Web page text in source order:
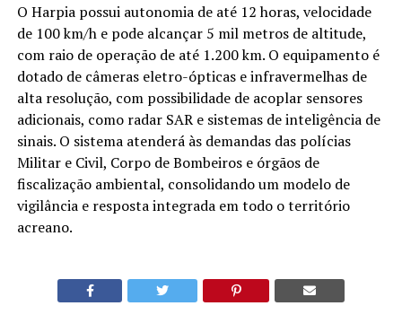
O Harpia possui autonomia de até 12 horas, velocidade
de 100 km/h e pode alcançar 5 mil metros de altitude,
com raio de operação de até 1.200 km. O equipamento é
dotado de câmeras eletro-ópticas e infravermelhas de
alta resolução, com possibilidade de acoplar sensores
adicionais, como radar SAR e sistemas de inteligência de
sinais. O sistema atenderá às demandas das polícias
Militar e Civil, Corpo de Bombeiros e órgãos de
fiscalização ambiental, consolidando um modelo de
vigilância e resposta integrada em todo o território
acreano.